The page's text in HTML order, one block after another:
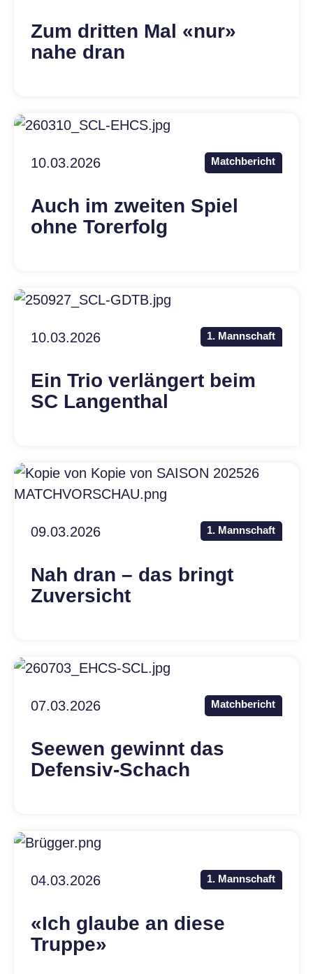
Zum dritten Mal «nur»
nahe dran
10.03.2026 Matchbericht
Auch im zweiten Spiel
ohne Torerfolg
10.03.2026 1. Mannschaft
Ein Trio verlängert beim
SC Langenthal
09.03.2026 1. Mannschaft
Nah dran – das bringt
Zuversicht
07.03.2026 Matchbericht
Seewen gewinnt das
Defensiv-Schach
04.03.2026 1. Mannschaft
«Ich glaube an diese
Truppe»